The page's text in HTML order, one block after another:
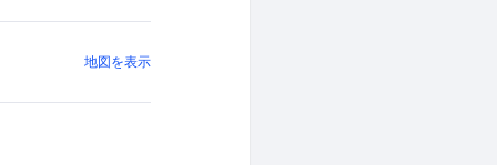
地図を表示